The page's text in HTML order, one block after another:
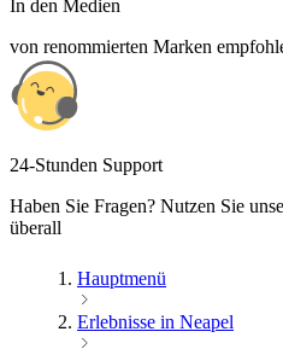
In den Medien
von renommierten Marken
24-Stunden Support
Haben Sie Fragen? Nutzen Sie
überall
Hauptmenü
Erlebnisse in Neapel